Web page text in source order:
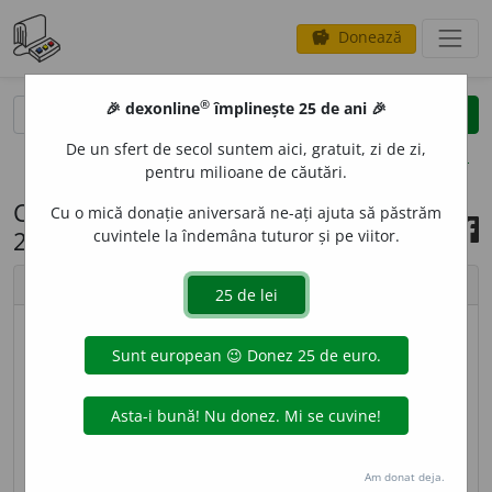
savings Donează
opțiuni
Cuvântul zilei, 13 noiembrie
2024
imagine ©Andrea Homorodean
pleiade, s. f. 1.(La pl. art.) Grup de stele
din Constelația Taurului; Cloșca-cu-Pui.2.Grup de
🎉 dexonline® împlinește 25 de ani 🎉
De un sfert de secol suntem aici, gratuit, zi de zi,
pentru milioane de căutări.
Cu o mică donație aniversară ne-ați ajuta să păstrăm
cuvintele la îndemâna tuturor și pe viitor.
Am donat deja.